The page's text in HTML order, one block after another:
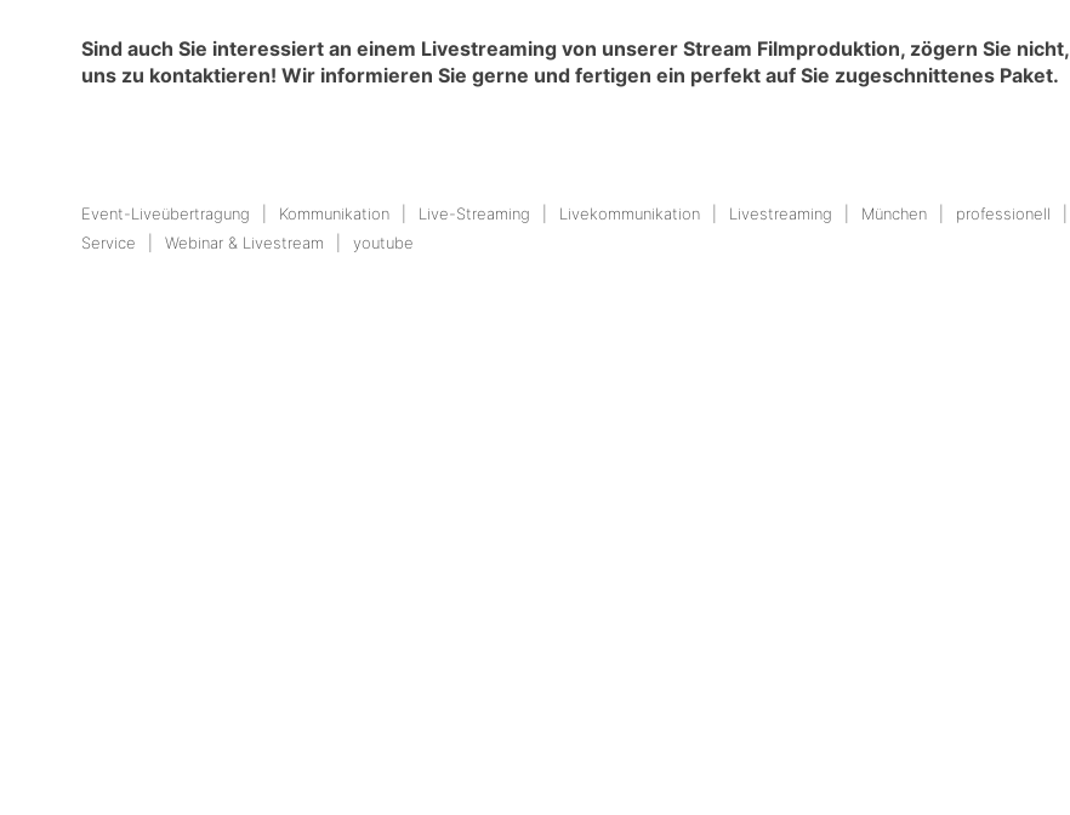
Sind auch Sie interessiert an einem Livestreaming von unserer Stream Filmproduktion, zögern Sie nicht,
uns zu kontaktieren! Wir informieren Sie gerne und fertigen ein perfekt auf Sie zugeschnittenes Paket.
Event-Liveübertragung Kommunikation Live-Streaming Livekommunikation Livestreaming München
professionell
Service
Webinar & Livestream youtube